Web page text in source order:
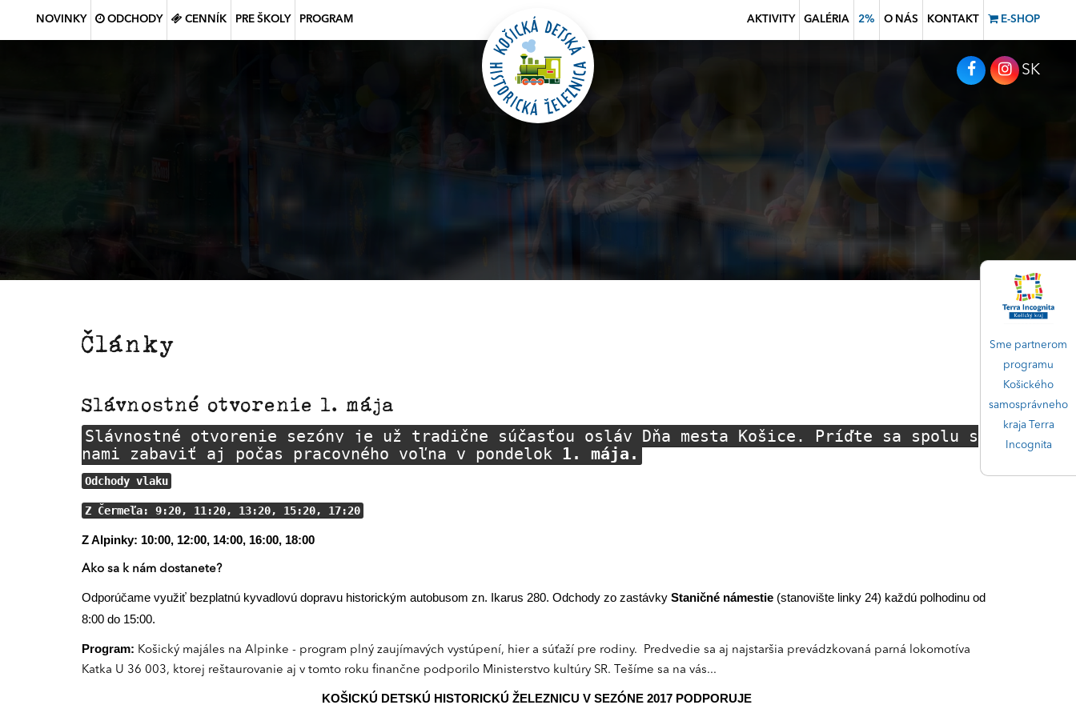
Sme partnerom
programu
Košického
samosprávneho
kraja Terra
Incognita
NOVINKY ODCHODY CENNÍK PRE ŠKOLY PROGRAM AKTIVITY GALÉRIA 2% O NÁS KONTAKT E-SHOP
SK
Články
Slávnostné otvorenie 1. mája
Slávnostné otvorenie sezóny je už tradične súčasťou osláv Dňa mesta Košice. Príďte sa spolu s
nami zabaviť aj počas pracovného voľna v pondelok 1. mája.
Odchody vlaku
Z Čermeľa: 9:20, 11:20, 13:20, 15:20, 17:20
Z Alpinky: 10:00, 12:00, 14:00, 16:00, 18:00
Ako sa k nám dostanete?
Odporúčame využiť bezplatnú kyvadlovú dopravu historickým autobusom zn. Ikarus 280. Odchody zo zastávky Staničné námestie (stanovište linky 24) každú polhodinu od
8:00 do 15:00.
Program: Košický majáles na Alpinke - program plný zaujímavých vystúpení, hier a súťaží pre rodiny. Predvedie sa aj najstaršia prevádzkovaná parná lokomotíva
Katka U 36 003, ktorej reštaurovanie aj v tomto roku finančne podporilo Ministerstvo kultúry SR. Tešíme sa na vás...
KOŠICKÚ DETSKÚ HISTORICKÚ ŽELEZNICU V SEZÓNE 2017 PODPORUJE